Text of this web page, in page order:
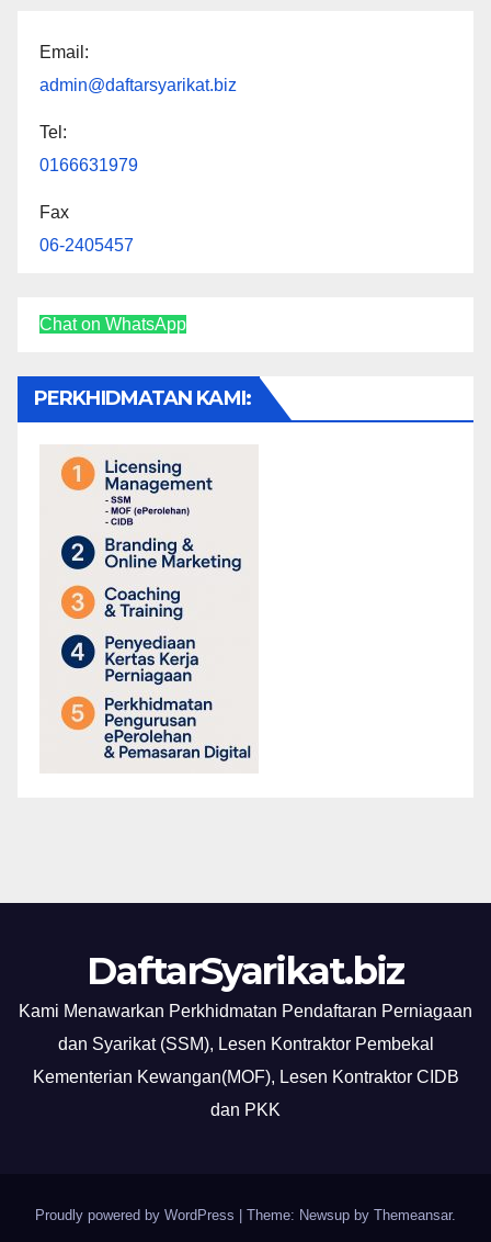
Email:
admin@daftarsyarikat.biz
Tel:
0166631979
Fax
06-2405457
Chat on WhatsApp
PERKHIDMATAN KAMI:
DaftarSyarikat.biz
Kami Menawarkan Perkhidmatan Pendaftaran Perniagaan
dan Syarikat (SSM), Lesen Kontraktor Pembekal
Kementerian Kewangan(MOF), Lesen Kontraktor CIDB
dan PKK
Proudly powered by WordPress Theme: Newsup by Themeansar.